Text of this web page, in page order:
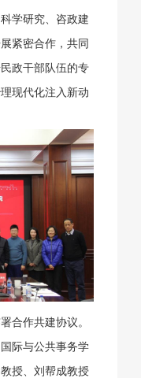
学研究、咨政建
紧密合作，共同
政干部队伍的专
现代化注入新动
合作共建协议。
际与公共事务学
授、刘帮成教授